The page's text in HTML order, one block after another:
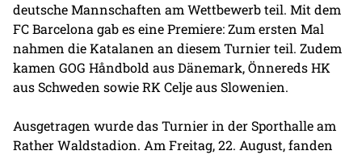
deutsche Mannschaften am Wettbewerb teil. Mit dem
FC Barcelona gab es eine Premiere: Zum ersten Mal
nahmen die Katalanen an diesem Turnier teil. Zudem
kamen GOG Håndbold aus Dänemark, Önnereds HK
aus Schweden sowie RK Celje aus Slowenien.
Ausgetragen wurde das Turnier in der Sporthalle am
Rather Waldstadion. Am Freitag, 22. August, fanden